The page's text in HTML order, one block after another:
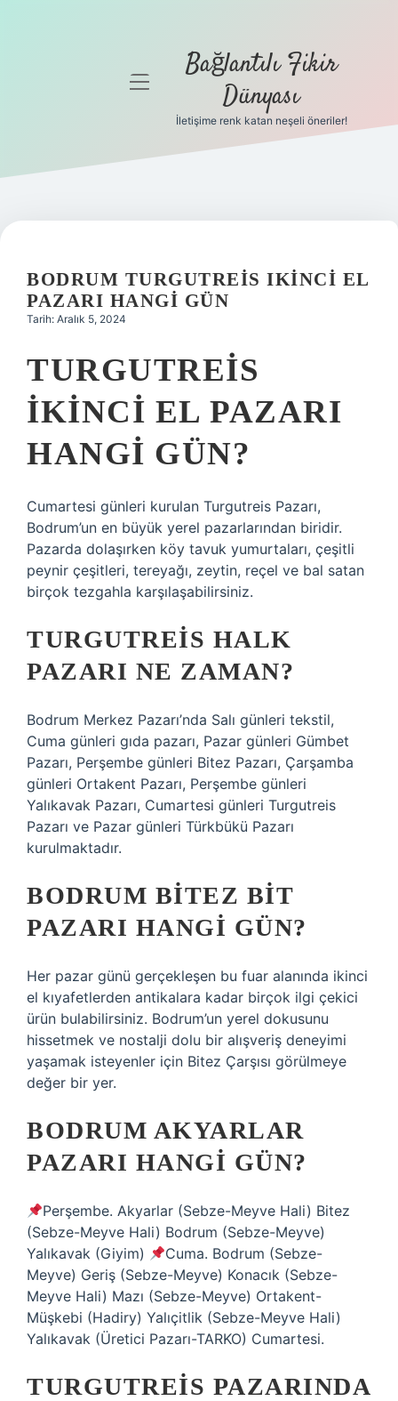
Gizlilik
Hakkımızda
menüyü
Bağlantılı Fikir
Dünyası
İletişime renk katan neşeli öneriler!
BODRUM TURGUTREIS IKINCI EL
PAZARI HANGI GÜN
Tarih: Aralık 5, 2024
TURGUTREIS
IKINCI EL PAZARI
HANGI GÜN?
Cumartesi günleri kurulan Turgutreis Pazarı,
Bodrum’un en büyük yerel pazarlarından biridir.
Pazarda dolaşırken köy tavuk yumurtaları, çeşitli
peynir çeşitleri, tereyağı, zeytin, reçel ve bal satan
birçok tezgahla karşılaşabilirsiniz.
TURGUTREIS HALK
PAZARI NE ZAMAN?
Bodrum Merkez Pazarı’nda Salı günleri tekstil,
Cuma günleri gıda pazarı, Pazar günleri Gümbet
Pazarı, Perşembe günleri Bitez Pazarı, Çarşamba
günleri Ortakent Pazarı, Perşembe günleri
Yalıkavak Pazarı, Cumartesi günleri Turgutreis
Pazarı ve Pazar günleri Türkbükü Pazarı
kurulmaktadır.
BODRUM BITEZ BIT
PAZARI HANGI GÜN?
Her pazar günü gerçekleşen bu fuar alanında ikinci
el kıyafetlerden antikalara kadar birçok ilgi çekici
ürün bulabilirsiniz. Bodrum’un yerel dokusunu
hissetmek ve nostalji dolu bir alışveriş deneyimi
yaşamak isteyenler için Bitez Çarşısı görülmeye
değer bir yer.
BODRUM AKYARLAR
PAZARI HANGI GÜN?
Perşembe. Akyarlar (Sebze-Meyve Hali) Bitez
(Sebze-Meyve Hali) Bodrum (Sebze-Meyve)
Yalıkavak (Giyim)
Cuma. Bodrum (Sebze-
Meyve) Geriş (Sebze-Meyve) Konacık (Sebze-
Meyve Hali) Mazı (Sebze-Meyve) Ortakent-
Müşkebi (Hadiry) Yalıçitlik (Sebze-Meyve Hali)
Yalıkavak (Üretici Pazarı-TARKO) Cumartesi.
TURGUTREIS PAZARINDA